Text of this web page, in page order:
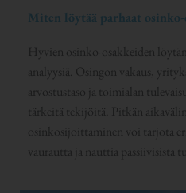
Miten löytää parhaat osinko-
Hyvien osinko-osakkeiden
analyysiä. Osingon vakaus,
arvostustaso ja toimialan
tärkeitä tekijöitä. Pitkän
osinkosijoittaminen voi tarjota
vaurautta ja nauttia passiivisista